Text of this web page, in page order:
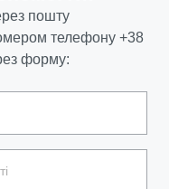
пошту
телефону +38
форму: